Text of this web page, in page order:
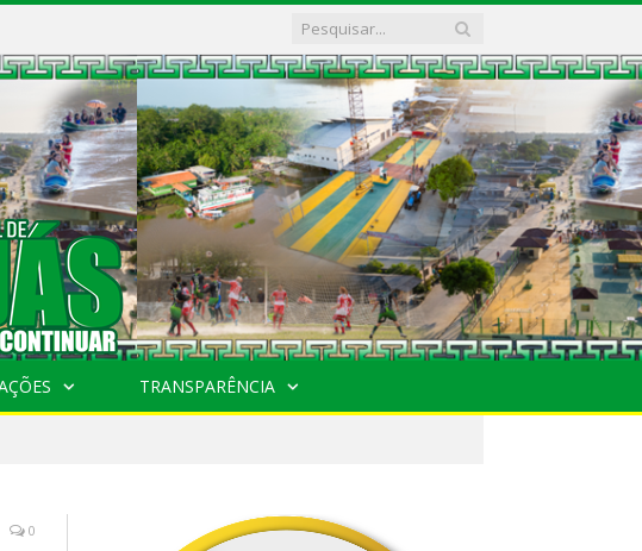
TRANSPARÊNCIA
0